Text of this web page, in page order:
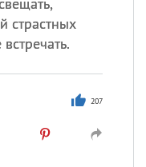
страстных
207